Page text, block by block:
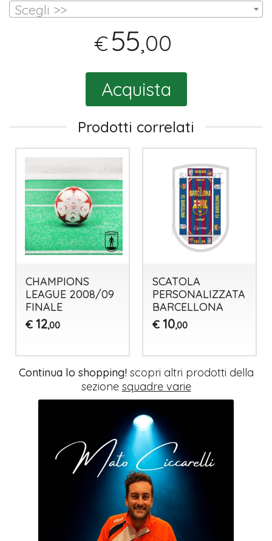
Scegli >>
€55,00
Acquista
Prodotti correlati
CHAMPIONS
LEAGUE 2008/09
FINALE
€ 12,00
SCATOLA
PERSONALIZZATA
BARCELLONA
€ 10,00
Continua lo shopping!scopri altri prodotti della
sezione squadre varie